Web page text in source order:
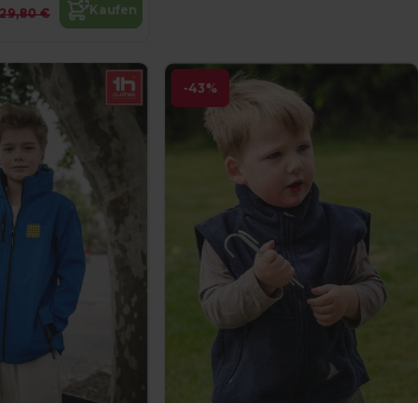
29,80 € Kaufen
-43%